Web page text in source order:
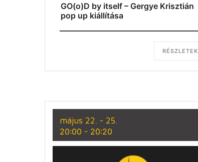
GO(o)D by itself – Gergye Krisztián
pop up kiállítása
RÉSZLETEK
május 22. - 25.
20:00 - 20:20